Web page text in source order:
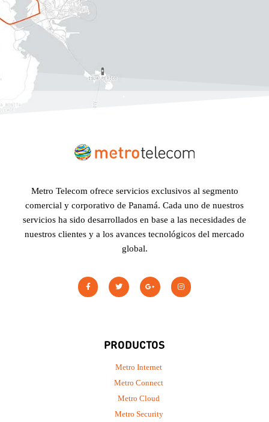
Metro Telecom ofrece servicios exclusivos al segmento
comercial y corporativo de Panamá. Cada uno de nuestros
servicios ha sido desarrollados en base a las necesidades de
nuestros clientes y a los avances tecnológicos del mercado
global.
PRODUCTOS
Metro Internet
Metro Connect
Metro Cloud
Metro Security